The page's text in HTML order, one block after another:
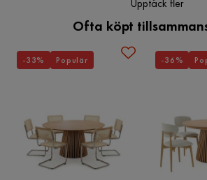
Bäddbar
Förvaringstyp
Övrigt
Upptäck fler
Ofta köpt
-33% Populär -36%